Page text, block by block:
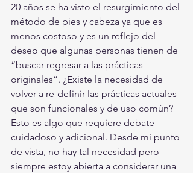
20 años se ha visto el resurgimiento del
método de pies y cabeza ya que es
menos costoso y es un reflejo del
deseo que algunas personas tienen de
“buscar regresar a las prácticas
originales”. ¿Existe la necesidad de
volver a re-definir las prácticas actuales
que son funcionales y de uso común?
Esto es algo que requiere debate
cuidadoso y adicional. Desde mi punto
de vista, no hay tal necesidad pero
siempre estoy abierta a considerar una